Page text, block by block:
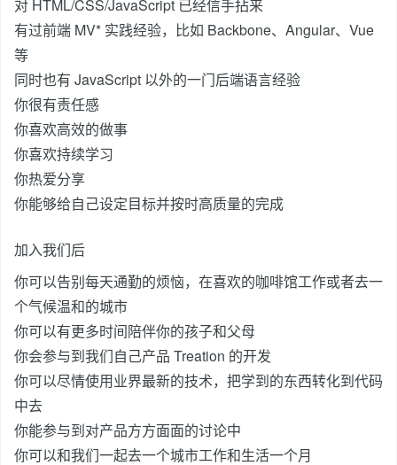
对 HTML/CSS/JavaScript 已经信手拈来
有过前端 MV* 实践经验，比如 Backbone、Angular、Vue
等
同时也有 JavaScript 以外的一门后端语言经验
你很有责任感
你喜欢高效的做事
你喜欢持续学习
你热爱分享
你能够给自己设定目标并按时高质量的完成
加入我们后
你可以告别每天通勤的烦恼，在喜欢的咖啡馆工作或者去一
个气候温和的城市
你可以有更多时间陪伴你的孩子和父母
你会参与到我们自己产品 Treation 的开发
你可以尽情使用业界最新的技术，把学到的东西转化到代码
中去
你能参与到对产品方方面面的讨论中
你可以和我们一起去一个城市工作和生活一个月